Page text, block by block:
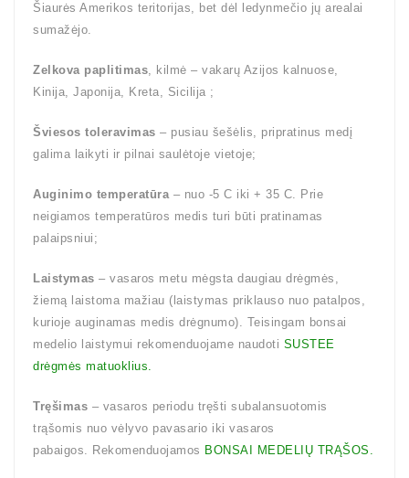
Šiaurės Amerikos teritorijas, bet dėl ledynmečio jų arealai
sumažėjo.
Zelkova paplitimas, kilmė – vakarų Azijos kalnuose,
Kinija, Japonija, Kreta, Sicilija ;
Šviesos toleravimas – pusiau šešėlis, pripratinus medį
galima laikyti ir pilnai saulėtoje vietoje;
Auginimo temperatūra– nuo -5 C iki + 35 C. Prie
neigiamos temperatūros medis turi būti pratinamas
palaipsniui;
Laistymas – vasaros metu mėgsta daugiau drėgmės,
žiemą laistoma mažiau (laistymas priklauso nuo patalpos,
kurioje auginamas medis drėgnumo). Teisingam bonsai
medelio laistymui rekomenduojame naudoti SUSTEE
drėgmės matuoklius.
Tręšimas – vasaros periodu tręšti subalansuotomis
trąšomis nuo vėlyvo pavasario iki vasaros
pabaigos. Rekomenduojamos BONSAI MEDELIŲ TRĄŠOS.